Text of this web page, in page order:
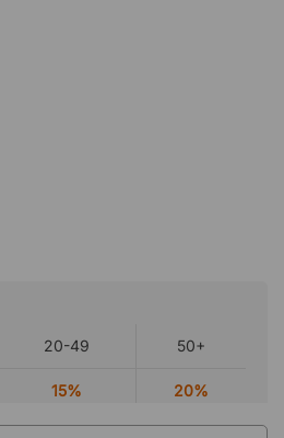
20-49 50+
15% 20%